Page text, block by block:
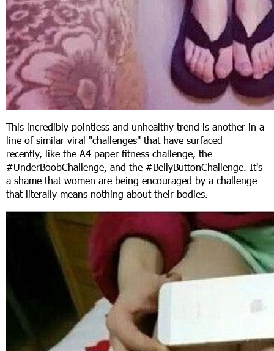
This incredibly pointless and unhealthy trend is another in a
line of similar viral "challenges" that have surfaced
recently, like the A4 paper fitness challenge, the
#UnderBoobChallenge, and the #BellyButtonChallenge. It's
a shame that women are being encouraged by a challenge
that literally means nothing about their bodies.